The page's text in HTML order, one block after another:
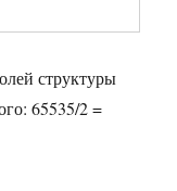
структуры
65535/2 =